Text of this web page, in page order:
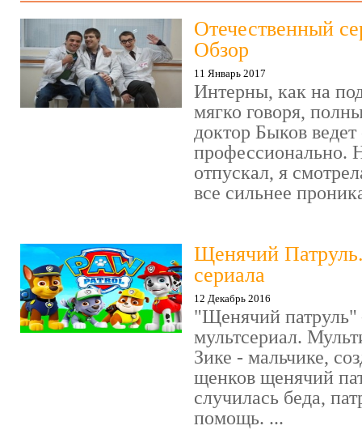
Отечественный
Обзор
11 Январь 2017
Интерны, как на
мягко говоря,
доктор Быков ведет
профессионально.
отпускал, я
все сильнее
Щенячий
сериала
12 Декабрь 2016
"Щенячий патруль"
мультсериал.
Зике - мальчике,
щенков щенячий
случилась беда,
помощь. ...